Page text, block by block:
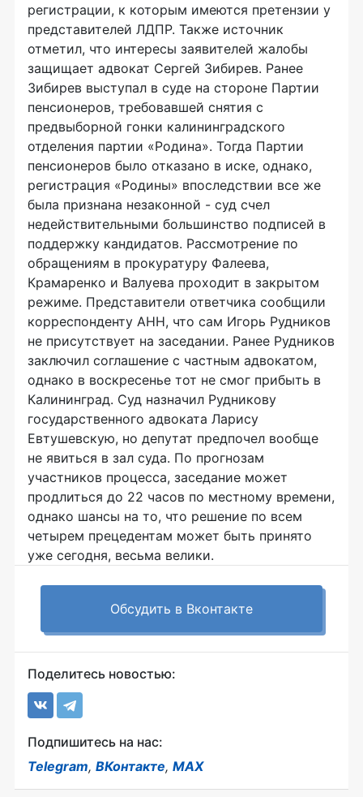
регистрации, к которым имеются претензии у
представителей ЛДПР. Также источник
отметил, что интересы заявителей жалобы
защищает адвокат Сергей Зибирев. Ранее
Зибирев выступал в суде на стороне Партии
пенсионеров, требовавшей снятия с
предвыборной гонки калининградского
отделения партии «Родина». Тогда Партии
пенсионеров было отказано в иске, однако,
регистрация «Родины» впоследствии все же
была признана незаконной - суд счел
недействительными большинство подписей в
поддержку кандидатов. Рассмотрение по
обращениям в прокуратуру Фалеева,
Крамаренко и Валуева проходит в закрытом
режиме. Представители ответчика сообщили
корреспонденту АНН, что сам Игорь Рудников
не присутствует на заседании. Ранее Рудников
заключил соглашение с частным адвокатом,
однако в воскресенье тот не смог прибыть в
Калининград. Суд назначил Рудникову
государственного адвоката Ларису
Евтушевскую, но депутат предпочел вообще
не явиться в зал суда. По прогнозам
участников процесса, заседание может
продлиться до 22 часов по местному времени,
однако шансы на то, что решение по всем
четырем прецедентам может быть принято
уже сегодня, весьма велики.
Обсудить в Вконтакте
Поделитесь новостью:
Подпишитесь на нас:
Telegram, ВКонтакте, MAX